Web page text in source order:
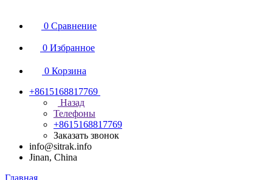
0 Сравнение
0 Избранное
0 Корзина
+8615168817769
Назад
Телефоны
+8615168817769
Заказать звонок
info@sitrak.info
Jinan, China
Главная